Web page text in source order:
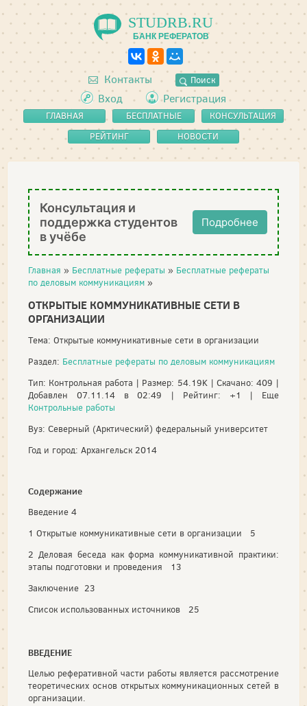
STUDRB.RU
БАНК РЕФЕРАТОВ
Контакты Поиск
Вход Регистрация
ГЛАВНАЯ
БЕСПЛАТНЫЕ
РЕФЕРАТЫ
КОНСУЛЬТАЦИЯ
РЕЙТИНГ
НОВОСТИ
Консультация и
поддержка студентов
в учёбе
Подробнее
Главная » Бесплатные рефераты » Бесплатные рефераты
по деловым коммуникациям »
ОТКРЫТЫЕ КОММУНИКАТИВНЫЕ СЕТИ В
ОРГАНИЗАЦИИ
Тема: Открытые коммуникативные сети в организации
Раздел: Бесплатные рефераты по деловым коммуникациям
Тип: Контрольная работа | Размер: 54.19K | Скачано: 409 |
Добавлен 07.11.14 в 02:49 | Рейтинг: +1 | Еще
Контрольные работы
Вуз: Северный (Арктический) федеральный университет
Год и город: Архангельск 2014
Содержание
Введение 4
1 Открытые коммуникативные сети в организации 5
2 Деловая беседа как форма коммуникативной практики:
этапы подготовки и проведения 13
Заключение 23
Список использованных источников 25
ВВЕДЕНИЕ
Целью реферативной части работы является рассмотрение
теоретических основ открытых коммуникационных сетей в
организации.